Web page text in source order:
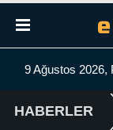
9 Ağustos 2026,
HABERLER